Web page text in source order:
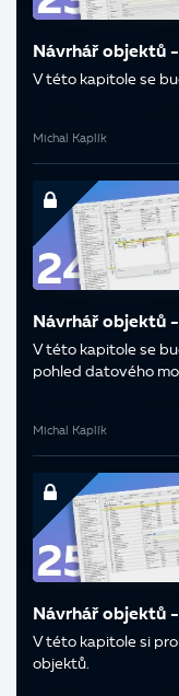
Návrhář objektů
V této kapitole se
Michal Kaplík
Návrhář objektů
V této kapitole se
pohled datového
Michal Kaplík
Návrhář objektů
V této kapitole si
objektů.